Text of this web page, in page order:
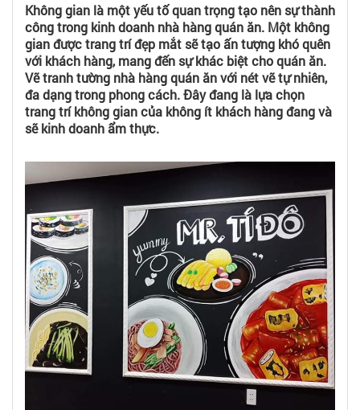
Không gian là một yếu tố quan trọng tạo nên sự thành
công trong kinh doanh nhà hàng quán ăn. Một không
gian được trang trí đẹp mắt sẽ tạo ấn tượng khó quên
với khách hàng, mang đến sự khác biệt cho quán ăn.
Vẽ tranh tường nhà hàng quán ăn với nét vẽ tự nhiên,
đa dạng trong phong cách. Đây đang là lựa chọn
trang trí không gian của không ít khách hàng đang và
sẽ kinh doanh ẩm thực.